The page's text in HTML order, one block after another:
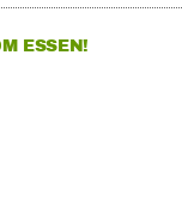
ESSEN!